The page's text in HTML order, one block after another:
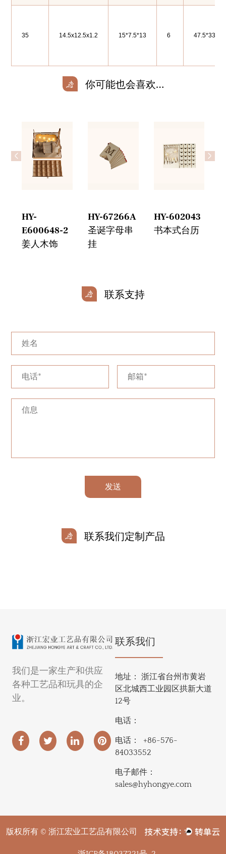
35 14.5x12.5x1.2 15*7.5*13 6
你可能也会喜欢…
HY-
E600648-2
姜人木饰
HY-67266A
圣诞字母串
挂
HY-602043
书本式台历
< >
联系支持
发送
联系我们定制产品
我们是一家生产和供应
各种工艺品和玩具的企
业。
联系我们
地址：浙江省台州市黄岩
区北城西工业园区拱新大道
12号
电话：
电话：
+86-576-
84033552
电子邮件：
sales@hyhongye.com
版权所有 © 浙江宏业工艺品有限公司